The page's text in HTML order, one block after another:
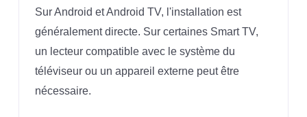
Sur Android et Android TV, l'installation est
généralement directe. Sur certaines Smart TV,
un lecteur compatible avec le système du
téléviseur ou un appareil externe peut être
nécessaire.